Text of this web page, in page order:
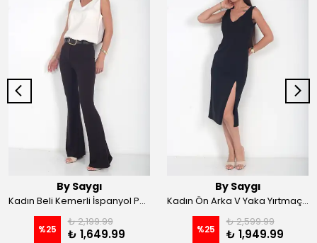
By Saygı
Kadın Beli Kemerli İspanyol Paça Likralı Krep Pantolon - Kahve
%25
₺ 2,199.99
₺ 1,649.99
By Saygı
Kadın Ön Arka V Yaka Yırtmaçlı Likralı Scuba Midi Elbise - Siyah
%25
₺ 2,599.99
₺ 1,949.99